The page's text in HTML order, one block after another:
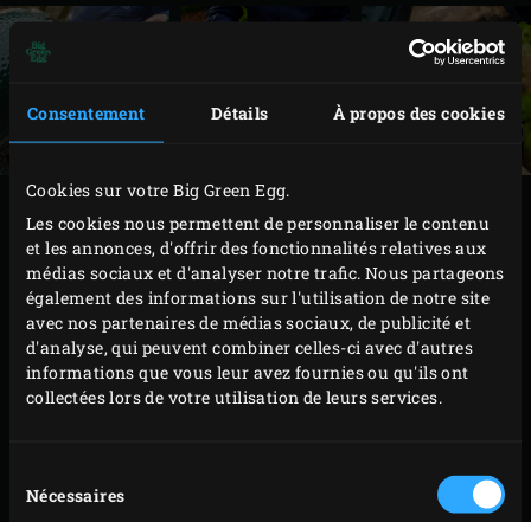
Consentement Détails À propos des cookies
Cookies sur votre Big Green Egg.
Les cookies nous permettent de personnaliser le contenu
et les annonces, d'offrir des fonctionnalités relatives aux
médias sociaux et d'analyser notre trafic. Nous partageons
également des informations sur l'utilisation de notre site
avec nos partenaires de médias sociaux, de publicité et
d'analyse, qui peuvent combiner celles-ci avec d'autres
informations que vous leur avez fournies ou qu'ils ont
collectées lors de votre utilisation de leurs services.
duNécessaires
PRÉPARATION
Faites fondre le beurre dans la sauteuse. Ajoutez la
viande hachée et faites-la revenir jusqu’à ce qu’elle
se détache et soit bien cuite.
Ajoutez les oignons et l’ail à ce hachis et faites
revenir jusqu’à ce que l’oignon soit translucide.
mélange de viande hachée et faites cuire pendant
environ 3 minutes pour désacidifier le concentré.